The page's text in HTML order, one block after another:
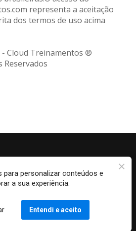
representa a aceitação
dos termos de uso acima
Cloud Treinamentos ®
Reservados
- Cloud Treinamentos - Todos os
| Termos de Uso
para personalizar conteúdos e
a sua experiência.
Entendi e aceito